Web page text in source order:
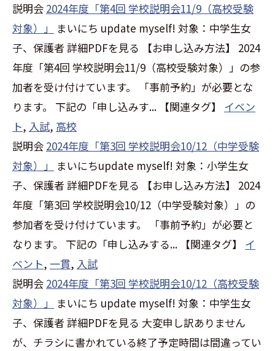
説明会 2024年度「第4回 学校説明会11/9（高校受験
対象）」
まいにち update myself! 対象：中学生女
子、保護者 詳細PDFを見る 【お申し込み方法】 2024
年度「第4回 学校説明会11/9（高校受験対象）」の参
加者を受け付けています。 「事前予約」が必要とな
ります。 下記の「申し込みす... 【関連タグ】 イベン
ト, 入試, 高校
説明会 2024年度「第3回 学校説明会10/12（中学受験
対象）」
まいにちupdate myself! 対象：小学生女
子、保護者 詳細PDFを見る 【お申し込み方法】 2024
年度「第3回 学校説明会10/12（中学受験対象）」の
参加者を受け付けています。 「事前予約」が必要と
なります。 下記の「申し込みする... 【関連タグ】 イ
ベント, 一貫, 入試
説明会 2024年度「第3回 学校説明会10/12（高校受験
対象）」
まいにち update myself! 対象：中学生女
子、保護者 詳細PDFを見る 大変申し訳ありません
が、チラシに書かれている終了予定時間は間違ってい